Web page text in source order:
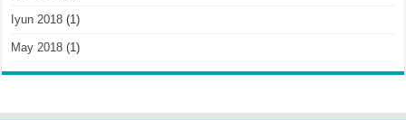
Iyun 2018 (1)
May 2018 (1)